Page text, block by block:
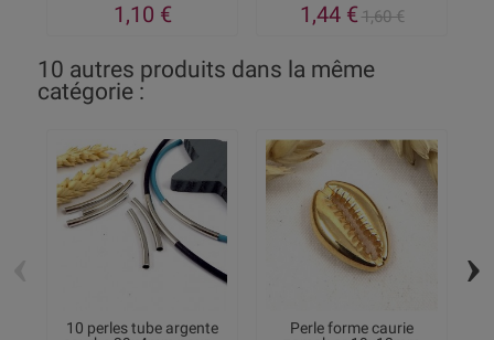
1,10 € 1,44 €1,60 €
10 autres produits dans la même
catégorie :
10 perles tube argente
Perle forme caurie
›